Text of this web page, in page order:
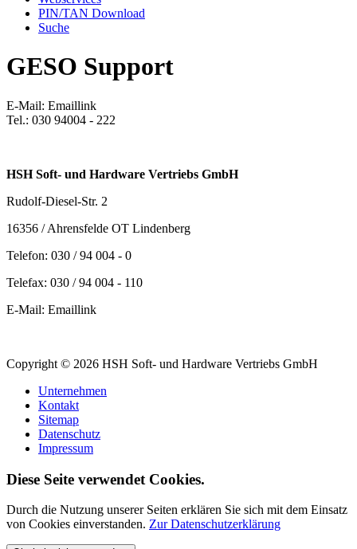
PIN/TAN Download
Suche
GESO Support
E-Mail: Emaillink
Tel.: 030 94004 - 222
HSH Soft- und Hardware Vertriebs GmbH
Rudolf-Diesel-Str. 2
16356 / Ahrensfelde OT Lindenberg
Telefon: 030 / 94 004 - 0
Telefax: 030 / 94 004 - 110
E-Mail: Emaillink
Copyright © 2026 HSH Soft- und Hardware Vertriebs GmbH
Unternehmen
Kontakt
Sitemap
Datenschutz
Impressum
Diese Seite verwendet Cookies.
Durch die Nutzung unserer Seiten erklären Sie sich mit dem Einsatz
von Cookies einverstanden. Zur Datenschutzerklärung